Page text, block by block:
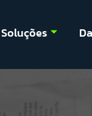
Soluções